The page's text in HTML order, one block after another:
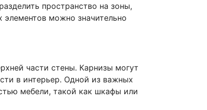
пространство на зоны,
можно значительно
части стены. Карнизы могут
в интерьер. Одной из важных
мебели, такой как шкафы или